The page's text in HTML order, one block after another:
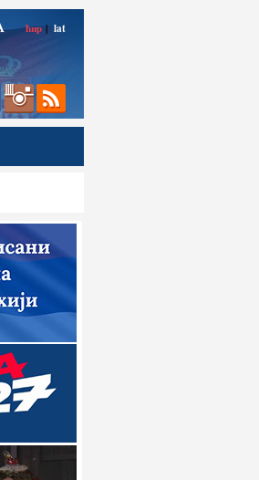
ћир | lat